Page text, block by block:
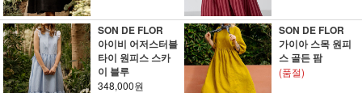
SON DE FLOR
아이비 어저스터블
타이 원피스 스카
이 블루
348,000원
SON DE FLOR
가이아 스목 원피
스 골든 팜
(품절)